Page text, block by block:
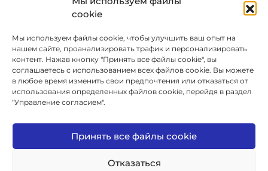
cookie
Мы используем файлы cookie, чтобы улучшить ваш опыт на
нашем сайте, проанализировать трафик и персонализировать
контент. Нажав кнопку "Принять все файлы cookie", вы
соглашаетесь с использованием всех файлов cookie. Вы можете
в любое время изменить свои предпочтения или отказаться от
использования определенных файлов cookie, перейдя в раздел
"Управление согласием".
Принять все файлы cookie
Отказаться
Важные документы:
Школьная образовательная программа (ŠVP)
Общие условия продажи